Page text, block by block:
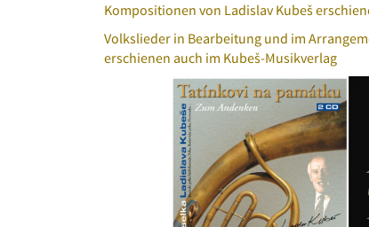
Kompositionen von Ladislav Kubeš
Volkslieder in Bearbeitung und im
erschienen auch im Kubeš-Musikverlag